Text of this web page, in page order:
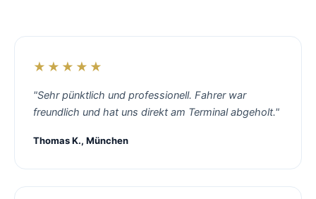
★★★★★
"Sehr pünktlich und professionell. Fahrer war
freundlich und hat uns direkt am Terminal abgeholt."
Thomas K., München